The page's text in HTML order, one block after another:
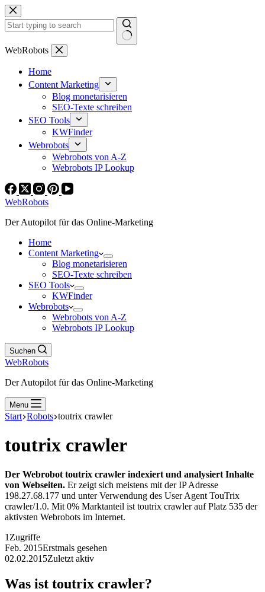
Zum
Inhalt
springen
Keine
WebRobots
Home
Content Marketing
Blog monetarisieren
SEO-Texte schreiben
SEO Tools
KWFinder
Webrobots
Webrobots von A-Z
Webrobots IP Lookup
WebRobots
Der Autopilot für das Online-Marketing
Home
Content Marketing
Blog monetarisieren
SEO-Texte schreiben
SEO Tools
KWFinder
Webrobots
Webrobots von A-Z
Webrobots IP Lookup
Suchen
WebRobots
Der Autopilot für das Online-Marketing
Menu
Start Robots toutrix crawler
toutrix crawler
Der Webrobot toutrix crawler indexiert und analysiert Inhalte
von Webseiten. Er zeigt sich meistens mit der IP Adresse
198.27.68.177 und unter Verwendung des User Agent TouTrix
crawler/1.0. Mit 0% Marktanteil ist toutrix crawler auf Platz 535 der
aktivsten Webrobots im Internet.
1 Zugriffe
Feb. 2015Erstmals gesehen
02.02.2015Zuletzt aktiv
Was ist toutrix crawler?